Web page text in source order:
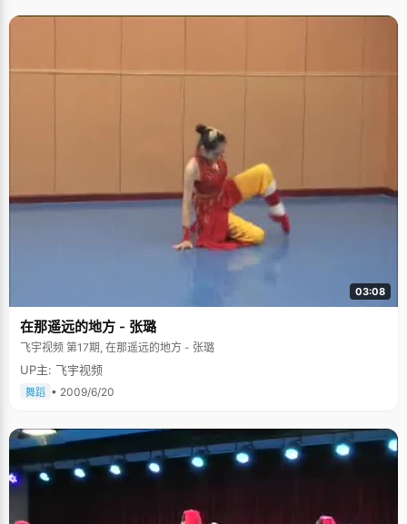
03:08
在那遥远的地方 - 张璐
飞宇视频 第17期, 在那遥远的地方 - 张璐
UP主: 飞宇视频
舞蹈 • 2009/6/20